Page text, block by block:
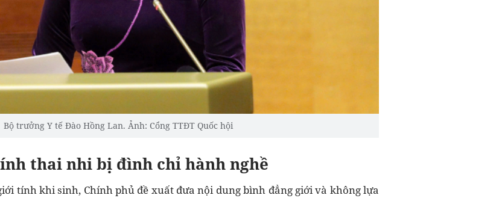
Bộ trưởng Y tế Đào Hồng Lan. Ảnh: Cổng TTĐT Quốc hội
thai nhi bị đình chỉ hành nghề
tính khi sinh, Chính phủ đề xuất đưa nội dung bình đẳng giới và không lựa